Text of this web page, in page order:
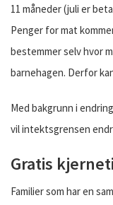
11 måneder (juli er
Penger for mat
bestemmer selv hvor
barnehagen. Derfor
Med bakgrunn i
vil intektsgrensen
Gratis
Familier som har en